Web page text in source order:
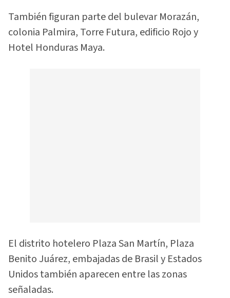
También figuran parte del bulevar Morazán,
colonia Palmira, Torre Futura, edificio Rojo y
Hotel Honduras Maya.
El distrito hotelero Plaza San Martín, Plaza
Benito Juárez, embajadas de Brasil y Estados
Unidos también aparecen entre las zonas
señaladas.